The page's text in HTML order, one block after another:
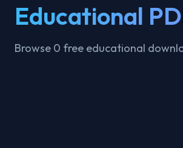
Educational
Browse 0 free educational